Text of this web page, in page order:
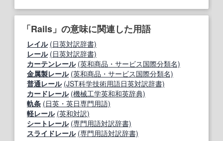
「Rails」の意味に関連した用語
レイル (日英対訳辞書)
レール (日英対訳辞書)
カーテンレール (英和商品・サービス国際分類名)
金属製レール (英和商品・サービス国際分類名)
普通レール (JST科学技術用語日英対訳辞書)
カードレール (機械工学英和和英辞典)
軌条 (日英・英日専門用語)
軽レール (英和対訳)
シートレール (専門用語対訳辞書)
スライドレール (専門用語対訳辞書)